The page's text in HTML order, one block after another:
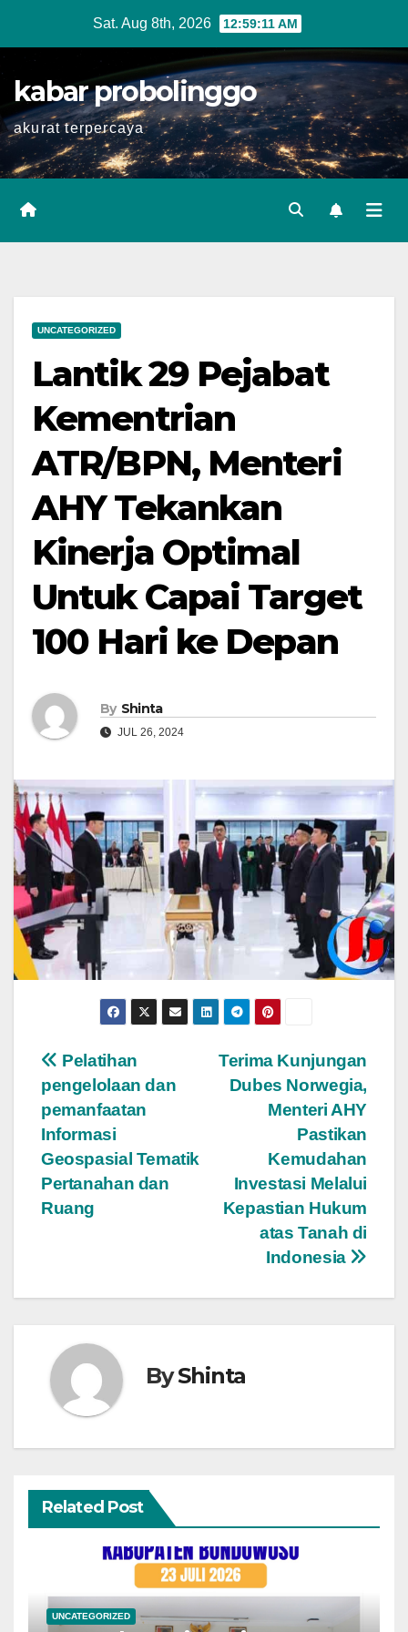
Sat. Aug 8th, 2026 12:59:12 AM
kabar probolinggo
akurat terpercaya
UNCATEGORIZED
Lantik 29 Pejabat
Kementrian
ATR/BPN, Menteri
AHY Tekankan
Kinerja Optimal
Untuk Capai Target
100 Hari ke Depan
By Shinta
JUL 26, 2024
Post
navigation
Terima Kunjungan
Dubes Norwegia,
Menteri AHY
Pastikan
Kemudahan
Investasi Melalui
Kepastian Hukum
atas Tanah di
Indonesia
Pelatihan
pengelolaan dan
pemanfaatan
Informasi
Geospasial Tematik
Pertanahan dan
Ruang
ByShinta
Related Post
UNCATEGORIZED